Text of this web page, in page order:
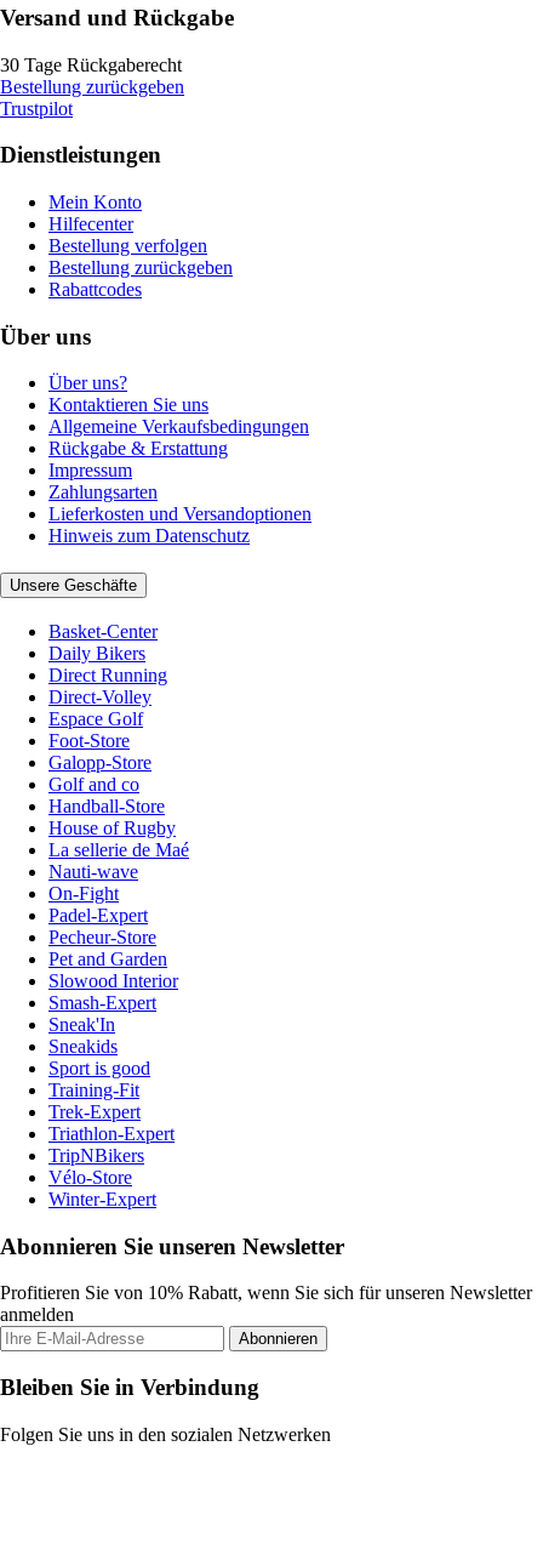
Versand und Rückgabe
30 Tage Rückgaberecht
Bestellung zurückgeben
Trustpilot
Dienstleistungen
Mein Konto
Hilfecenter
Bestellung verfolgen
Bestellung zurückgeben
Rabattcodes
Über uns
Über uns?
Kontaktieren Sie uns
Allgemeine Verkaufsbedingungen
Rückgabe & Erstattung
Impressum
Zahlungsarten
Lieferkosten und Versandoptionen
Hinweis zum Datenschutz
Unsere Geschäfte
Basket-Center
Daily Bikers
Direct Running
Direct-Volley
Espace Golf
Foot-Store
Galopp-Store
Golf and co
Handball-Store
House of Rugby
La sellerie de Maé
Nauti-wave
On-Fight
Padel-Expert
Pecheur-Store
Pet and Garden
Slowood Interior
Smash-Expert
Sneak'In
Sneakids
Sport is good
Training-Fit
Trek-Expert
Triathlon-Expert
TripNBikers
Vélo-Store
Winter-Expert
Abonnieren Sie unseren Newsletter
Profitieren Sie von 10% Rabatt, wenn Sie sich für unseren Newsletter
anmelden
Abonnieren
Bleiben Sie in Verbindung
Folgen Sie uns in den sozialen Netzwerken